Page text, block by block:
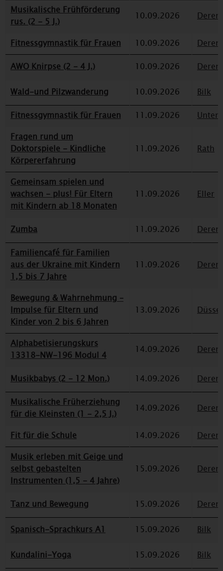
Musikalische Frühförderung
rus. (2 - 5 J.)
10.09.2026
Fitnessgymnastik für Frauen 10.09.2026
AWO Knirpse (2 - 4 J.)
10.09.2026
Wald-und Pilzwanderung 10.09.2026
Bilk
Fitnessgymnastik für Frauen
11.09.2026
Fragen rund um
Doktorspiele - Kindliche
Körpererfahrung
11.09.2026 Rath
Gemeinsam spielen und
wachsen - plus! Für Eltern
mit Kindern ab 18 Monaten
11.09.2026 Eller
Zumba 11.09.2026
Familiencafé für Familien
aus der Ukraine mit Kindern
1,5 bis 7 Jahre
11.09.2026
Bewegung & Wahrnehmung –
Impulse für Eltern und
Kinder von 2 bis 6 Jahren
13.09.2026
Alphabetisierungskurs
13318-NW-196 Modul 4
14.09.2026
Musikbabys (2 - 12 Mon.) 14.09.2026
Musikalische Früherziehung
für die Kleinsten (1 - 2,5 J.)
14.09.2026
Fit für die Schule 14.09.2026
Musik erleben mit Geige und
selbst gebastelten
Instrumenten (1,5 - 4 Jahre)
15.09.2026
Tanz und Bewegung 15.09.2026
Spanisch-Sprachkurs A1 15.09.2026 Bilk
Kundalini-Yoga 15.09.2026
Bilk